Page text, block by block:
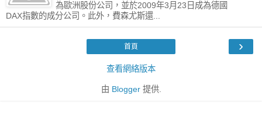
為歐洲股份公司，並於2009年3月23日成為德國
DAX指數的成分公司。此外，費森尤斯還...
›
首頁
查看網絡版本
由 Blogger提供.